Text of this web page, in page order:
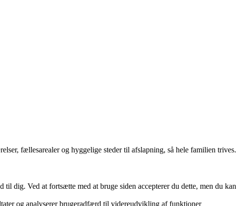
fællesarealer og hyggelige steder til afslapning, så hele familien trives.
dig. Ved at fortsætte med at bruge siden accepterer du dette, men du kan
og analyserer brugeradfærd til videreudvikling af funktioner